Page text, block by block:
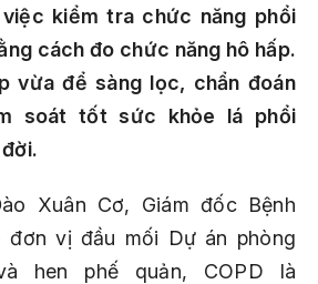
kiểm tra chức năng phổi
cách đo chức năng hô hấp.
vừa để sàng lọc, chẩn đoán
soát tốt sức khỏe lá phổi
Xuân Cơ, Giám đốc Bệnh
đơn vị đầu mối Dự án phòng
hen phế quản, COPD là